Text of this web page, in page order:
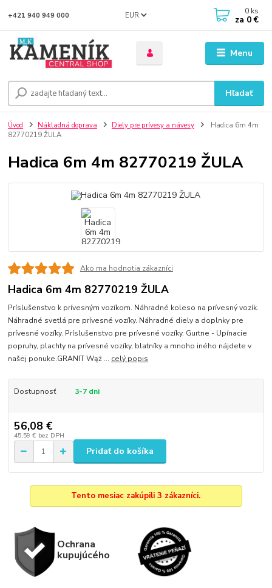
Menu
EUR
Hľadať
+421 940 949 000 0 ks
za 0 €
Úvod Nákladná doprava Diely pre prívesy a návesy
Hadica 6m 4m
82770219 ŽULA
Hadica 6m 4m 82770219 ŽULA
Ako ma hodnotia zákazníci
Hadica 6m 4m 82770219 ŽULA
Príslušenstvo k prívesným vozíkom. Náhradné koleso na prívesný vozík.
Náhradné svetlá pre prívesné vozíky. Náhradné diely a doplnky pre
prívesné vozíky. Príslušenstvo pre prívesné vozíky. Gurtne - Upínacie
popruhy, plachty na prívesné vozíky, blatníky a mnoho iného nájdete v
našej ponuke.GRANIT Wąż ... celý popis
Dostupnosť 3-7 dni
56,08 €
45,59 € bez DPH
Pridať do košíka
Tento mesiac zakúpili 3 zákazníci.
Ochrana
kupujúcého